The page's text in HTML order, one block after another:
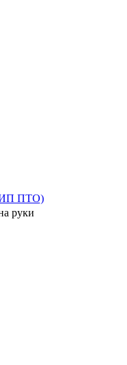
ПТО)
руки